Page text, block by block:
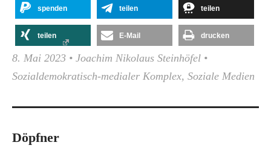
spenden teilen teilen
teilen E-Mail drucken
8. Mai 2023 • Joachim Nikolaus Steinhöfel •
Sozialdemokratisch-medialer Komplex, Soziale Medien
Döpfner